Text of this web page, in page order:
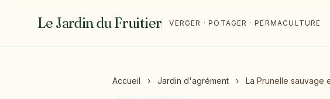
Le Jardin du Fruitier VERGER · POTAGER · PERMACULTURE
Accueil › Jardin d'agrément › La Prunelle sauvage